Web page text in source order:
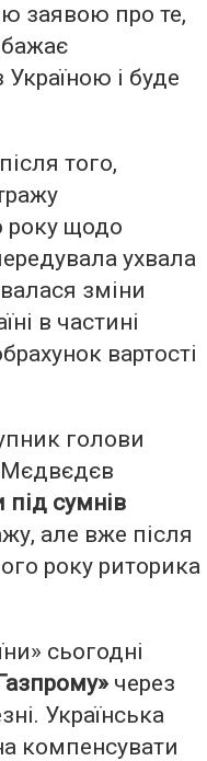
заявою про те,
і буде
того,
року щодо
ухвала
зміни
в частині
вартості
голови
Мєдвєдєв
під сумнів
але вже після
року риторика
сьогодні
через
Українська
компенсувати